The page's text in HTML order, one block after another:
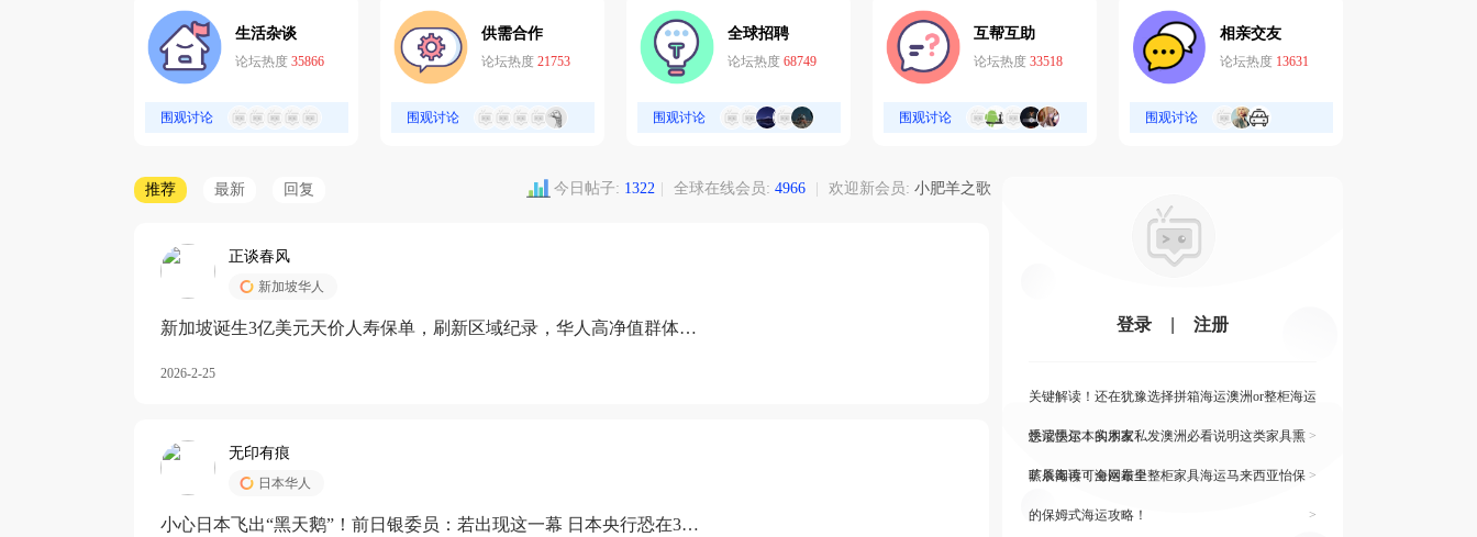
生活杂谈
论坛热度 35866
围观讨论
供需合作
论坛热度 21753
围观讨论
全球招聘
论坛热度 68749
围观讨论
互帮互助
论坛热度 33518
围观讨论
相亲交友
论坛热度 13631
围观讨论
推荐 最新 回复 今日帖子: 1322 全球在线会员: 4966 欢迎新会员: 小肥羊之歌
正谈春风
新加坡华人
新加坡诞生3亿美元天价人寿保单，刷新区域纪录，华人高净值群体成
2026-2-25
无印有痕
日本华人
小心日本飞出“黑天鹅”！前日银委员：若出现这一幕 日本央行恐在3月
登录 注册
关键解读！还在犹豫选择拼箱海运澳洲or整柜海运
悉尼墨尔本的朋友 >
快读快运！实木家私发澳洲必看说明这类家具熏
蒸杀毒再可海运布里 >
旷展阅读！全网最全整柜家具海运马来西亚怡保
的保姆式海运攻略！ >